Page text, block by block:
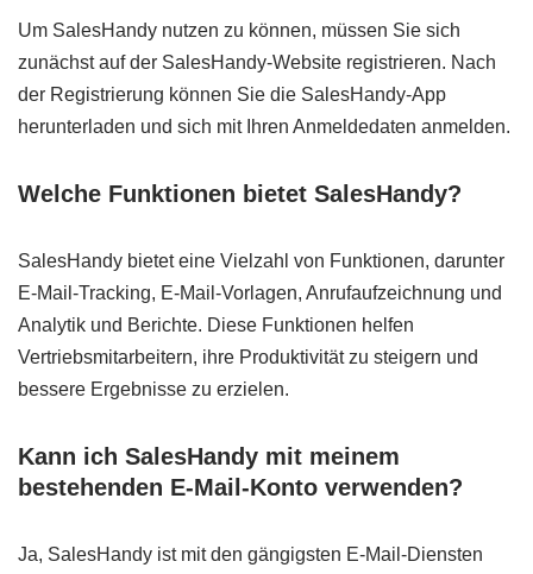
Um SalesHandy nutzen zu können, müssen Sie sich
zunächst auf der SalesHandy-Website registrieren. Nach
der Registrierung können Sie die SalesHandy-App
herunterladen und sich mit Ihren Anmeldedaten anmelden.
Welche Funktionen bietet SalesHandy?
SalesHandy bietet eine Vielzahl von Funktionen, darunter
E-Mail-Tracking, E-Mail-Vorlagen, Anrufaufzeichnung und
Analytik und Berichte. Diese Funktionen helfen
Vertriebsmitarbeitern, ihre Produktivität zu steigern und
bessere Ergebnisse zu erzielen.
Kann ich SalesHandy mit meinem
bestehenden E-Mail-Konto verwenden?
Ja, SalesHandy ist mit den gängigsten E-Mail-Diensten